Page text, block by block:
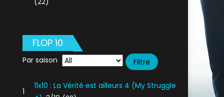
FLOP 10
Par saison
1
11x10 : La Vérité est ailleurs 4 (My Struggle